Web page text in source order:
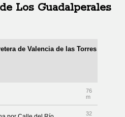
Los Guadalperales
de Valencia de las Torres
76
m
32